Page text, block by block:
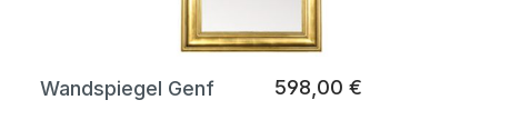
Wandspiegel Genf 598,00 €